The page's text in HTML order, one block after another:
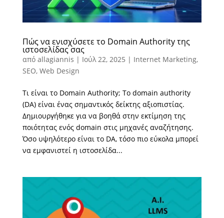
Πώς να ενισχύσετε το Domain Authority της
ιστοσελίδας σας
από allagiannis | Ιούλ 22, 2025 | Internet Marketing,
SEO, Web Design
Τι είναι το Domain Authority; Το domain authority
(DA) είναι ένας σημαντικός δείκτης αξιοπιστίας.
Δημιουργήθηκε για να βοηθά στην εκτίμηση της
ποιότητας ενός domain στις μηχανές αναζήτησης.
Όσο υψηλότερο είναι το DA, τόσο πιο εύκολα μπορεί
να εμφανιστεί η ιστοσελίδα...